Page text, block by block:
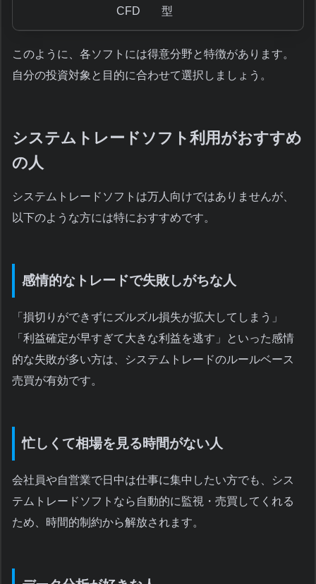
CFD
型
このように、各ソフトには得意分野と特徴があります。
自分の投資対象と目的に合わせて選択しましょう。
システムトレードソフト利用がおすすめ
の人
システムトレードソフトは万人向けではありませんが、
以下のような方には特におすすめです。
感情的なトレードで失敗しがちな人
「損切りができずにズルズル損失が拡大してしまう」
「利益確定が早すぎて大きな利益を逃す」といった感情
的な失敗が多い方は、システムトレードのルールベース
売買が有効です。
忙しくて相場を見る時間がない人
会社員や自営業で日中は仕事に集中したい方でも、シス
テムトレードソフトなら自動的に監視・売買してくれる
ため、時間的制約から解放されます。